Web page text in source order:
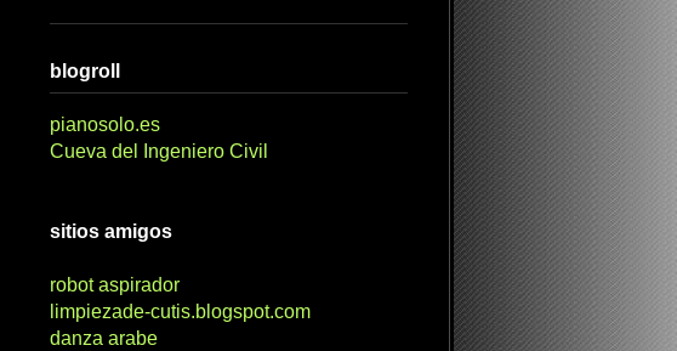
blogroll
pianosolo.es
Cueva del Ingeniero Civil
sitios amigos
robot aspirador
limpiezade-cutis.blogspot.com
danza arabe